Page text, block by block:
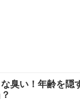
臭い！年齢を隠